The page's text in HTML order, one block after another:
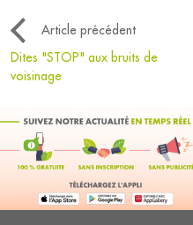
Article précédent
Dites "STOP" aux bruits de
voisinage